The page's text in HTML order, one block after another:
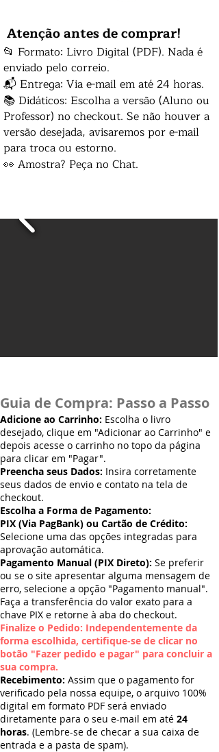
Atenção antes de comprar!
📂 Formato: Livro Digital (PDF). Nada é
enviado pelo correio.
📬 Entrega: Via e-mail em até 24 horas.
📚 Didáticos: Escolha a versão (Aluno ou
Professor) no checkout. Se não houver a
versão desejada, avisaremos por e-mail
para troca ou estorno.
👀 Amostra? Peça no Chat.
Guia de Compra: Passo a Passo
Adicione ao Carrinho: Escolha o livro
desejado, clique em "Adicionar ao Carrinho" e
depois acesse o carrinho no topo da página
para clicar em "Pagar".
Preencha seus Dados: Insira corretamente
seus dados de envio e contato na tela de
checkout.
Escolha a Forma de Pagamento:
PIX (Via PagBank) ou Cartão de Crédito:
Selecione uma das opções integradas para
aprovação automática.
Pagamento Manual (PIX Direto): Se preferir
ou se o site apresentar alguma mensagem de
erro, selecione a opção "Pagamento manual".
Faça a transferência do valor exato para a
chave PIX e retorne à aba do checkout.
Finalize o Pedido: Independentemente da
forma escolhida, certifique-se de clicar no
botão "Fazer pedido e pagar" para concluir a
sua compra.
Recebimento: Assim que o pagamento for
verificado pela nossa equipe, o arquivo 100%
digital em formato PDF será enviado
diretamente para o seu e-mail em até 24
horas. (Lembre-se de checar a sua caixa de
entrada e a pasta de spam).